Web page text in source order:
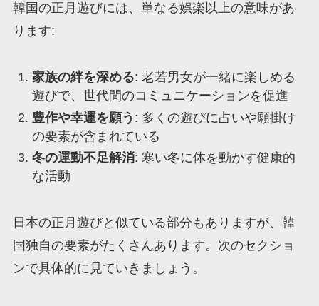
韓国の正月遊びには、単なる娯楽以上の意味があ
ります:
家族の絆を深める: 老若男女が一緒に楽しめる
遊びで、世代間のコミュニケーションを促進
豊作や幸運を願う : 多くの遊びに占いや願掛け
の要素が含まれている
冬の運動不足解消: 寒い冬に体を動かす健康的
な活動
日本の正月遊びと似ている部分もありますが、韓
国独自の要素がたくさんあります。次のセクショ
ンで具体的に見ていきましょう。